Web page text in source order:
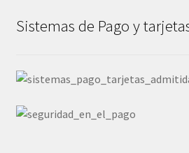
Sistemas de Pago y